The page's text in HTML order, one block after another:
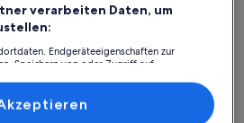
verarbeiten Daten, um
Endgeräteeigenschaften zur
Speichern von oder Zugriff auf
und der Performance von Inhalten,
Entwicklung und Verbesserung von